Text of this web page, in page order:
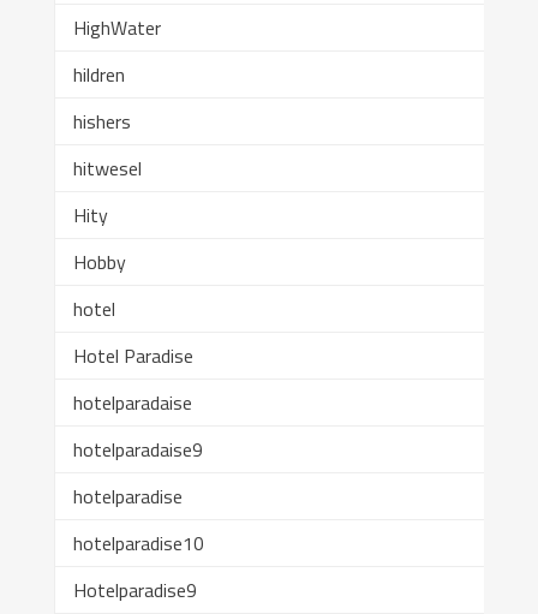
HighWater
hildren
hishers
hitwesel
Hity
Hobby
hotel
Hotel Paradise
hotelparadaise
hotelparadaise9
hotelparadise
hotelparadise10
Hotelparadise9